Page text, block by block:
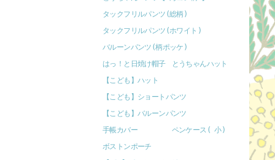
タックフリルパンツ(総柄)
タックフリルパンツ(ホワイト)
バルーンパンツ(柄ポッケ)
はっ！と日焼け帽子
とうちゃんハット
【こども】ハット
【こども】ショートパンツ
【こども】バルーンパンツ
手帳カバー
ペンケース( 小)
ボストンポーチ